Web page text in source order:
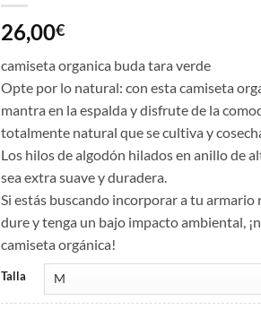
26,00€
camiseta organica buda tara verde
Opte por lo natural: con esta camiseta
mantra en la espalda y disfrute de la
totalmente natural que se cultiva y
Los hilos de algodón hilados en anillo de
sea extra suave y duradera.
Si estás buscando incorporar a tu
dure y tenga un bajo impacto ambiental,
camiseta orgánica!
Talla